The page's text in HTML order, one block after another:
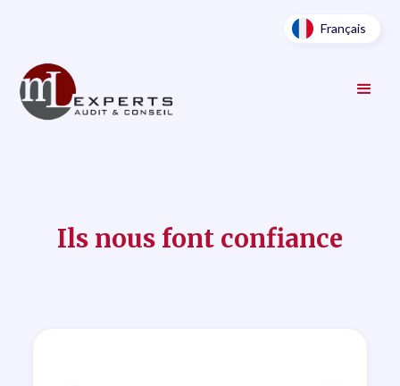
Français
Ils nous font confiance